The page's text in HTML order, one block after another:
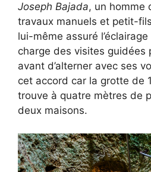
Joseph Bajada, un homme
travaux manuels et petit-
lui-même assuré
charge des visites guidées
avant d’alterner avec ses
cet accord car la grotte de
trouve à quatre mètres de
deux maisons.